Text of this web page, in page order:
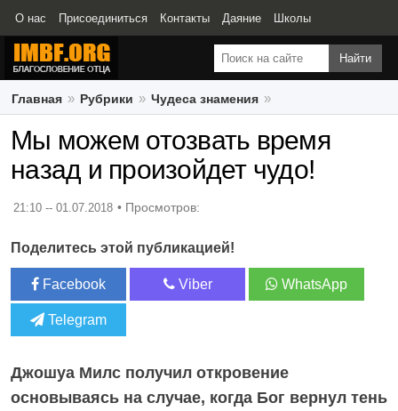
О нас Присоединиться Контакты Даяние Школы
Свидетельства
Главная Рубрики Чудеса знамения
Мы можем отозвать время назад и произойдет чудо!
Мы можем отозвать время
назад и произойдет чудо!
21:10 -- 01.07.2018
Поделитесь этой публикацией!
Facebook Viber WhatsApp
Telegram
Джошуа Милс получил откровение
основываясь на случае, когда Бог вернул тень